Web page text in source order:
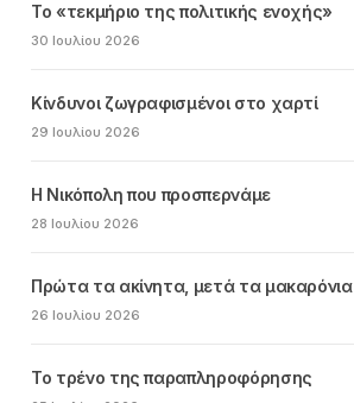
Το «τεκμήριο της πολιτικής ενοχής»
30 Ιουλίου 2026
Κίνδυνοι ζωγραφισμένοι στο χαρτί
29 Ιουλίου 2026
Η Νικόπολη που προσπερνάμε
28 Ιουλίου 2026
Πρώτα τα ακίνητα, μετά τα μακαρόνια
26 Ιουλίου 2026
Το τρένο της παραπληροφόρησης